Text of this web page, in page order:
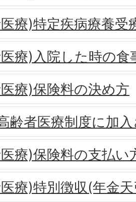
療)特定疾病療養受
療)入院した時の食
療)保険料の決め方
齢者医療制度に加
療)保険料の支払い
療)特別徴収(年金